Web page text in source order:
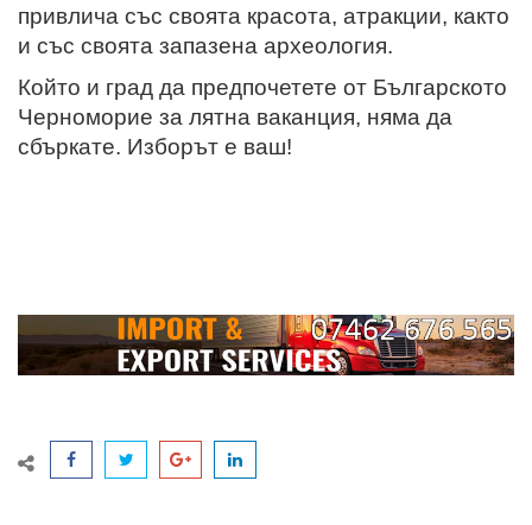
привлича със своята красота, атракции, както
и със своята запазена археология.
Който и град да предпочетете от Българското
Черноморие за лятна ваканция, няма да
сбъркате. Изборът е ваш!